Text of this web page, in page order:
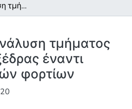
Αριθμητική ανάλυση τμήματος θαλάσσιας εξέδρας έναντι υδροδυναμικών φορτίων
τμήματος
έναντι
φορτίων